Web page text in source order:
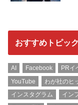
おすすめトピック
AI Facebook PRイ
YouTube
わが社のヒ
インスタグラム
イン